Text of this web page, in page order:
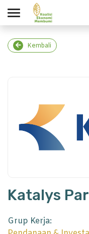
Kembali
Katalys
Grup Kerja: